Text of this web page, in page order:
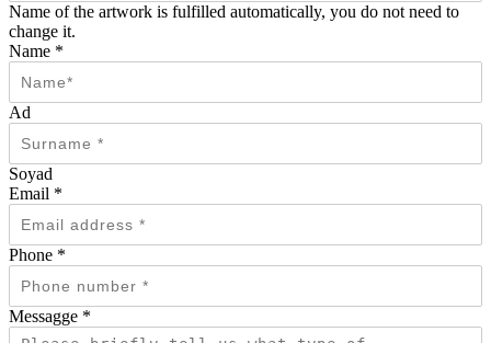
Name of the artwork is fulfilled automatically, you do not need to
change it.
Name *
Ad
Soyad
Email *
Phone *
Messagge *